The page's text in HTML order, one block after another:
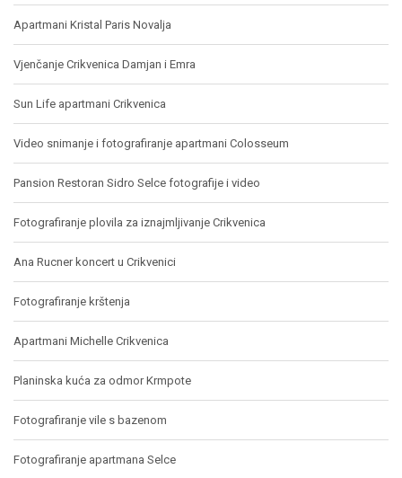
Apartmani Kristal Paris Novalja
Vjenčanje Crikvenica Damjan i Emra
Sun Life apartmani Crikvenica
Video snimanje i fotografiranje apartmani Colosseum
Pansion Restoran Sidro Selce fotografije i video
Fotografiranje plovila za iznajmljivanje Crikvenica
Ana Rucner koncert u Crikvenici
Fotografiranje krštenja
Apartmani Michelle Crikvenica
Planinska kuća za odmor Krmpote
Fotografiranje vile s bazenom
Fotografiranje apartmana Selce